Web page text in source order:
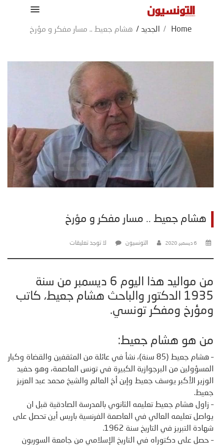
Home
/ الجديد / هشام جعيط .. مسار مفكر و مؤرخ
هشام جعيط .. مسار مفكر و مؤرخ
6 ديسمبر، 2020 التونسيون لا توجد تعليقات
من مواليد هذا اليوم 6 ديسمبر من سنة
1935 الدكتور والباحث هشام جعيط، كاتب
ومؤرخ ومفكر تونسي.
من هو هشام جعيط:
– هشام جعيط (85 سنة)، نشأ في عائلة من المثقفين والقضاة وكبار
المسؤولين من البرجوازية الكبيرة في تونس العاصمة، وهو حفيد
الوزير الأكبر يوسف جعيط وإبن أخ العالم والشيخ محمد عبد العزيز
جعيط.
– زاول هشام جعيط تعليمه الثانوي بالمدرسة الصادقية قبل ان
يواصل تعليمه العالي في العاصمة الفرنسية باريس أين تحصل على
شهادة التبريز في التاريخ سنة 1962.
– حصل على دكتوراه في التاريخ الإسلامي من جامعة السوربون